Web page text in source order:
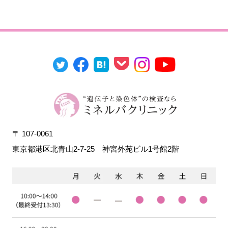
〒 107-0061
東京都港区北青山2-7-25 神宮外苑ビル1号館2階